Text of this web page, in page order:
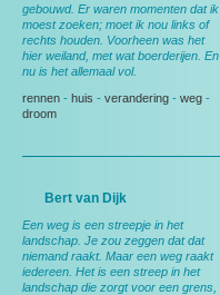
gebouwd. Er waren momenten dat ik
moest zoeken; moet ik nou links of
rechts houden. Voorheen was het
hier weiland, met wat boerderijen. En
nu is het allemaal vol.
rennen - huis - verandering - weg -
droom
Bert van Dijk
Een weg is een streepje in het
landschap. Je zou zeggen dat dat
niemand raakt. Maar een weg raakt
iedereen. Het is een streep in het
landschap die zorgt voor een grens,